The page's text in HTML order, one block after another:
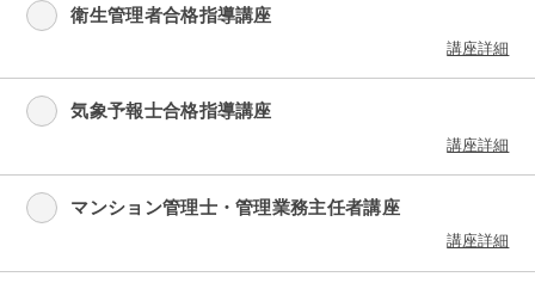
衛生管理者合格指導講座
講座詳細
気象予報士合格指導講座
講座詳細
マンション管理士・管理業務主任者講座
講座詳細